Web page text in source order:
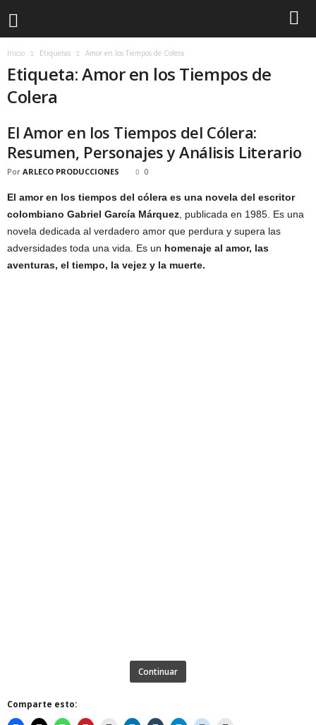
Inicio Etiquetas Amor en los Tiempos de Colera
Etiqueta: Amor en los Tiempos de
Colera
El Amor en los Tiempos del Cólera:
Resumen, Personajes y Análisis Literario
Por ARLECO PRODUCCIONES 0
El amor en los tiempos del cólera es una novela del escritor
colombiano Gabriel García Márquez , publicada en 1985. Es una
novela dedicada al verdadero amor que perdura y supera las
adversidades toda una vida. Es un homenaje al amor, las
aventuras, el tiempo, la vejez y la muerte.
Continuar
Comparte esto: